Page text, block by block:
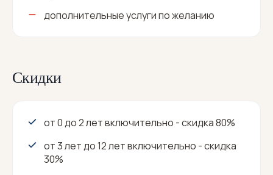
дополнительные услуги по желанию
Скидки
от 0 до 2 лет включительно - скидка 80%
от 3 лет до 12 лет включительно - скидка
30%